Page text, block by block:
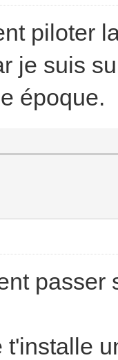
piloter
je suis
époque.
passer
t'installe